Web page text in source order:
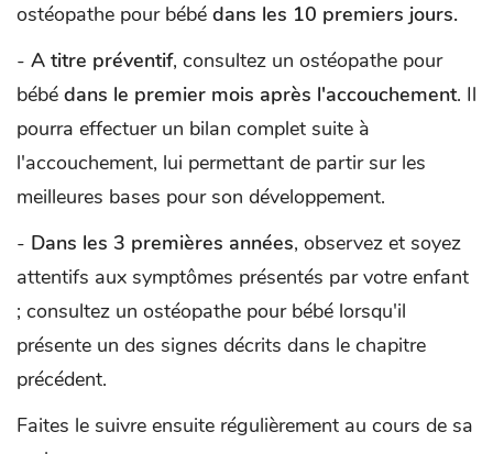
ostéopathe pour bébé dans les 10 premiers jours.
- A titre préventif, consultez un ostéopathe pour
bébé dans le premier mois après l'accouchement. Il
pourra effectuer un bilan complet suite à
l'accouchement, lui permettant de partir sur les
meilleures bases pour son développement.
- Dans les 3 premières années, observez et soyez
attentifs aux symptômes présentés par votre enfant
; consultez un ostéopathe pour bébé lorsqu'il
présente un des signes décrits dans le chapitre
précédent.
Faites le suivre ensuite régulièrement au cours de sa